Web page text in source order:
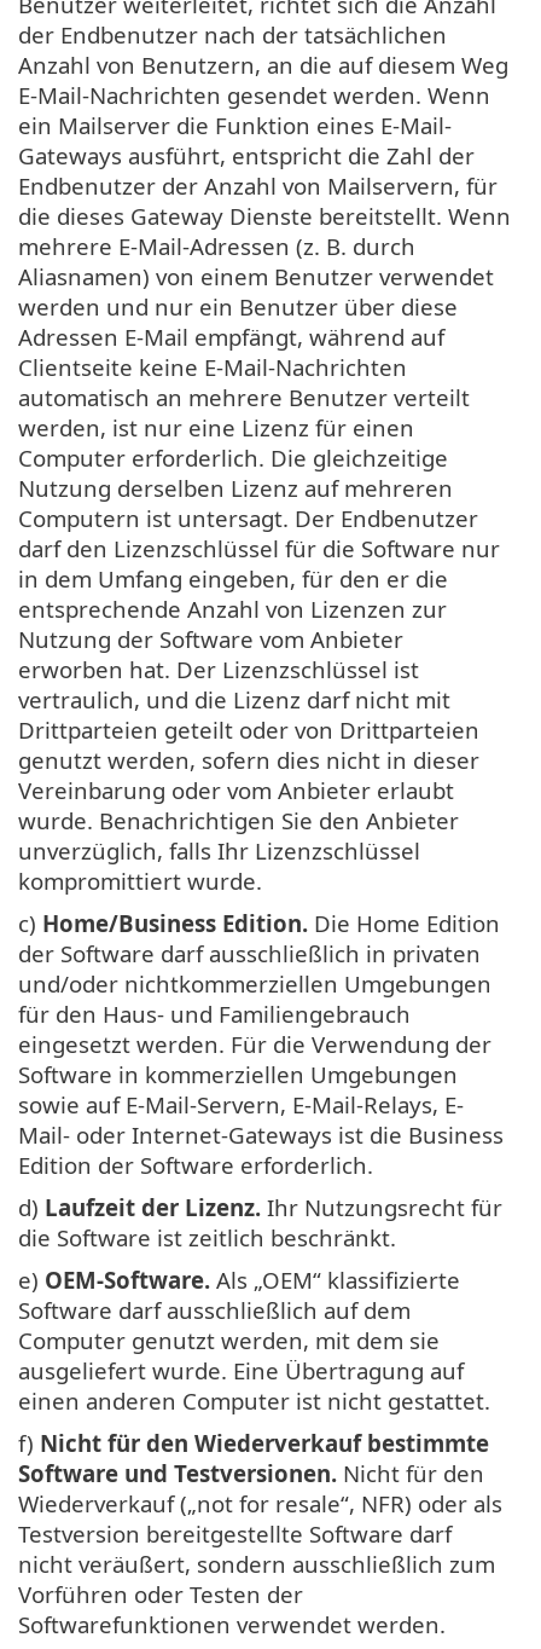
der Endbenutzer nach der tatsächlichen
Anzahl von Benutzern, an die auf diesem Weg
E-Mail-Nachrichten gesendet werden. Wenn
ein Mailserver die Funktion eines E-Mail-
Gateways ausführt, entspricht die Zahl der
Endbenutzer der Anzahl von Mailservern, für
die dieses Gateway Dienste bereitstellt. Wenn
mehrere E-Mail-Adressen (z. B. durch
Aliasnamen) von einem Benutzer verwendet
werden und nur ein Benutzer über diese
Adressen E-Mail empfängt, während auf
Clientseite keine E-Mail-Nachrichten
automatisch an mehrere Benutzer verteilt
werden, ist nur eine Lizenz für einen
Computer erforderlich. Die gleichzeitige
Nutzung derselben Lizenz auf mehreren
Computern ist untersagt. Der Endbenutzer
darf den Lizenzschlüssel für die Software nur
in dem Umfang eingeben, für den er die
entsprechende Anzahl von Lizenzen zur
Nutzung der Software vom Anbieter
erworben hat. Der Lizenzschlüssel ist
vertraulich, und die Lizenz darf nicht mit
Drittparteien geteilt oder von Drittparteien
genutzt werden, sofern dies nicht in dieser
Vereinbarung oder vom Anbieter erlaubt
wurde. Benachrichtigen Sie den Anbieter
unverzüglich, falls Ihr Lizenzschlüssel
kompromittiert wurde.
c) Home/Business Edition. Die Home Edition
der Software darf ausschließlich in privaten
und/oder nichtkommerziellen Umgebungen
für den Haus- und Familiengebrauch
eingesetzt werden. Für die Verwendung der
Software in kommerziellen Umgebungen
sowie auf E-Mail-Servern, E-Mail-Relays, E-
Mail- oder Internet-Gateways ist die Business
Edition der Software erforderlich.
d) Laufzeit der Lizenz. Ihr Nutzungsrecht für
die Software ist zeitlich beschränkt.
e) OEM-Software. Als „OEM“ klassifizierte
Software darf ausschließlich auf dem
Computer genutzt werden, mit dem sie
ausgeliefert wurde. Eine Übertragung auf
einen anderen Computer ist nicht gestattet.
f) Nicht für den Wiederverkauf bestimmte
Software und Testversionen. Nicht für den
Wiederverkauf („not for resale“, NFR) oder als
Testversion bereitgestellte Software darf
nicht veräußert, sondern ausschließlich zum
Vorführen oder Testen der
Softwarefunktionen verwendet werden.